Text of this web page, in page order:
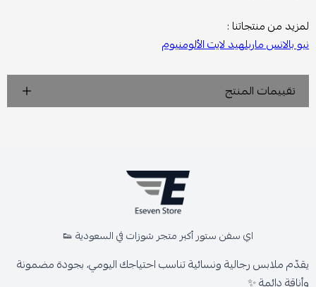
لمزيد من منتجاتنا :
نيو بالانس ماربلهيد لايت الألومنيوم
تقييمات المنتج
اي سفن ستور أكبر متجر شوزات في السعودية 👟
يقدّم ملابس رجالية ونسائية تناسب احتياجك اليومي، بجودة مضمونة
وأناقة دائمة ✨